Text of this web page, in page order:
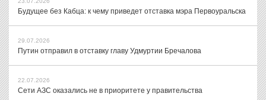
Будущее без Кабца: к чему приведет отставка мэра Первоуральска
29.07.2026
Путин отправил в отставку главу Удмуртии Бречалова
22.07.2026
Сети АЗС оказались не в приоритете у правительства